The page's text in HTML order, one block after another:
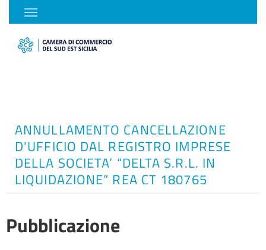
ANNULLAMENTO CANCELLAZIONE
D'UFFICIO DAL REGISTRO IMPRESE
DELLA SOCIETA’ “DELTA S.R.L. IN
LIQUIDAZIONE” REA CT 180765
Pubblicazione